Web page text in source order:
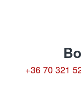
+36 70 321